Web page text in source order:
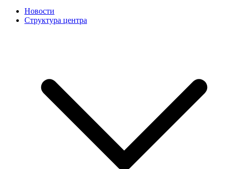
Новости
Структура центра